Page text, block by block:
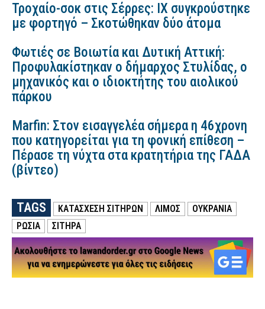
Τροχαίο-σοκ στις Σέρρες: ΙΧ συγκρούστηκε
με φορτηγό – Σκοτώθηκαν δύο άτομα
Φωτιές σε Βοιωτία και Δυτική Αττική:
Προφυλακίστηκαν ο δήμαρχος Στυλίδας, ο
μηχανικός και ο ιδιοκτήτης του αιολικού
πάρκου
Marfin: Στον εισαγγελέα σήμερα η 46χρονη
που κατηγορείται για τη φονική επίθεση –
Πέρασε τη νύχτα στα κρατητήρια της ΓΑΔΑ
(βίντεο)
TAGS ΚΑΤΆΣΧΕΣΗ ΣΙΤΗΡΏΝ ΛΙΜΌΣ
ΟΥΚΡΑΝΙΑ
ΡΩΣΙΑ
ΣΙΤΗΡΆ